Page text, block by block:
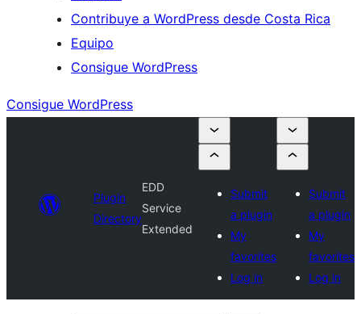
Contribuye a WordPress desde Costa Rica
Equipo
Consigue WordPress
Consigue WordPress
Plugin
Directory
EDD
Service
Extended
Submit
a plugin
My
favorites
Log in
Submit
a plugin
My
favorites
Log in